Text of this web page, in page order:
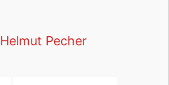
Helmut Pecher